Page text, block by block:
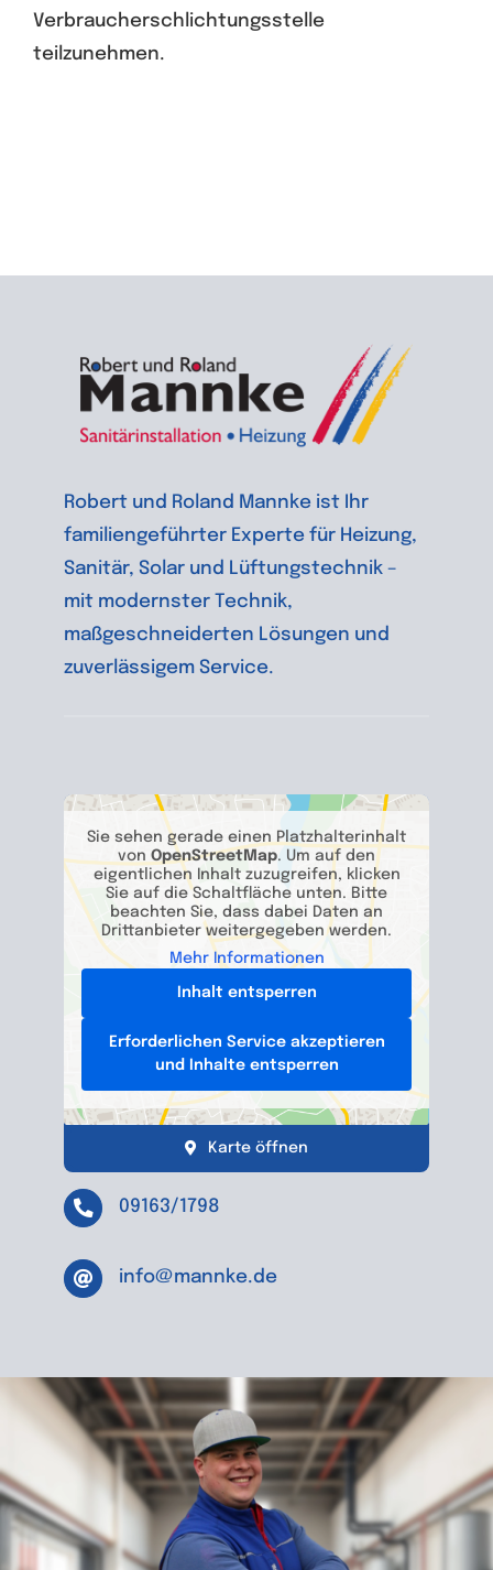
Verbraucherschlichtungsstelle
teilzunehmen.
Robert und Roland Mannke ist Ihr
familiengeführter Experte für Heizung,
Sanitär, Solar und Lüftungstechnik –
mit modernster Technik,
maßgeschneiderten Lösungen und
zuverlässigem Service.
Sie sehen gerade einen Platzhalterinhalt
von OpenStreetMap. Um auf den
eigentlichen Inhalt zuzugreifen, klicken
Sie auf die Schaltfläche unten. Bitte
beachten Sie, dass dabei Daten an
Drittanbieter weitergegeben werden.
Mehr Informationen
Inhalt entsperren
Erforderlichen Service akzeptieren
und Inhalte entsperren
Karte öffnen
09163/1798
info@mannke.de